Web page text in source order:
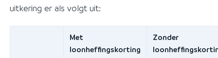
uitkering er als volgt uit:
Met
loonheffingskorting
Zonder